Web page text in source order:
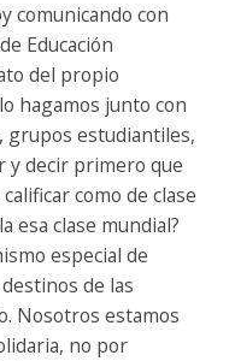
comunicando con
Educación
del propio
hagamos junto con
grupos estudiantiles,
y decir primero que
como de clase
esa clase mundial?
especial de
de las
Nosotros estamos
no por